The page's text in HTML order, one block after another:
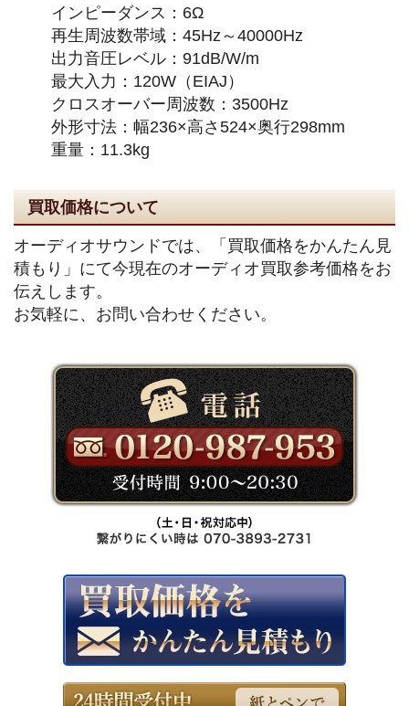
インピーダンス：6Ω
再生周波数帯域：45Hz～40000Hz
出力音圧レベル：91dB/W/m
最大入力：120W（EIAJ）
クロスオーバー周波数：3500Hz
外形寸法：幅236×高さ524×奥行298mm
重量：11.3kg
買取価格について
オーディオサウンドでは、「買取価格をかんたん見
積もり」にて今現在のオーディオ買取参考価格をお
伝えします。
お気軽に、お問い合わせください。